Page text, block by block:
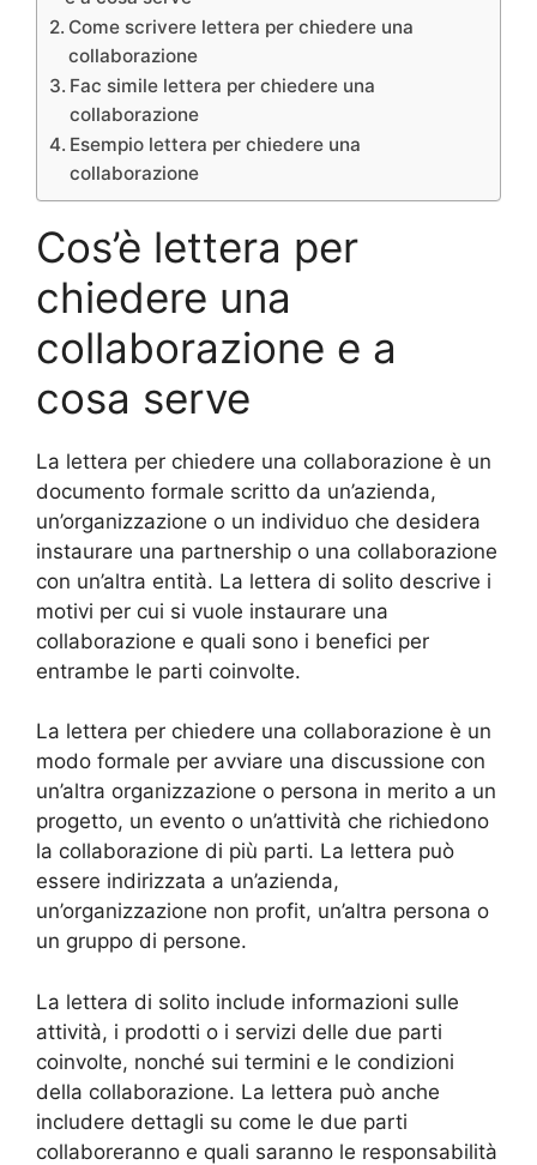
Come scrivere lettera per chiedere una
collaborazione
Fac simile lettera per chiedere una
collaborazione
Esempio lettera per chiedere una
collaborazione
Cos’è lettera per
chiedere una
collaborazione e a
cosa serve
La lettera per chiedere una collaborazione è un
documento formale scritto da un’azienda,
un’organizzazione o un individuo che desidera
instaurare una partnership o una collaborazione
con un’altra entità. La lettera di solito descrive i
motivi per cui si vuole instaurare una
collaborazione e quali sono i benefici per
entrambe le parti coinvolte.
La lettera per chiedere una collaborazione è un
modo formale per avviare una discussione con
un’altra organizzazione o persona in merito a un
progetto, un evento o un’attività che richiedono
la collaborazione di più parti. La lettera può
essere indirizzata a un’azienda,
un’organizzazione non profit, un’altra persona o
un gruppo di persone.
La lettera di solito include informazioni sulle
attività, i prodotti o i servizi delle due parti
coinvolte, nonché sui termini e le condizioni
della collaborazione. La lettera può anche
includere dettagli su come le due parti
collaboreranno e quali saranno le responsabilità